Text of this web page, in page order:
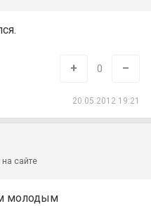
20.05.2012 19:21
+ 0 –
на сайте
молодым